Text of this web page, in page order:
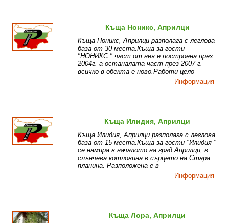
Къща Ноникс, Априлци
Къща Ноникс, Априлци разполага с леглова
база от 30 места.Къща за гости
"НОНИКС " част от нея е построена през
2004г. а останалата част през 2007 г.
всичко в обекта е ново.Работи цело
Информация
Къща Илидия, Априлци
Къща Илидия, Априлци разполага с леглова
база от 15 места.Къща за гости "Илидия "
се намира в началото на град Априлци, в
слънчева котловина в сърцето на Стара
планина. Разположена е в
Информация
Къща Лора, Априлци